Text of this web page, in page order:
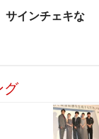
サインチェキな
グ